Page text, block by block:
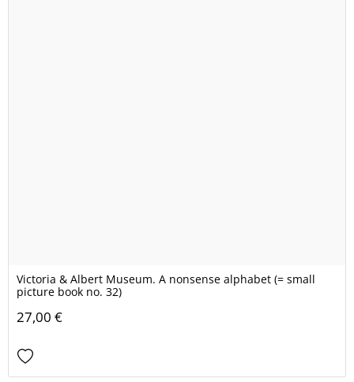
Victoria & Albert Museum. A nonsense alphabet (= small
picture book no. 32)
27,00 €